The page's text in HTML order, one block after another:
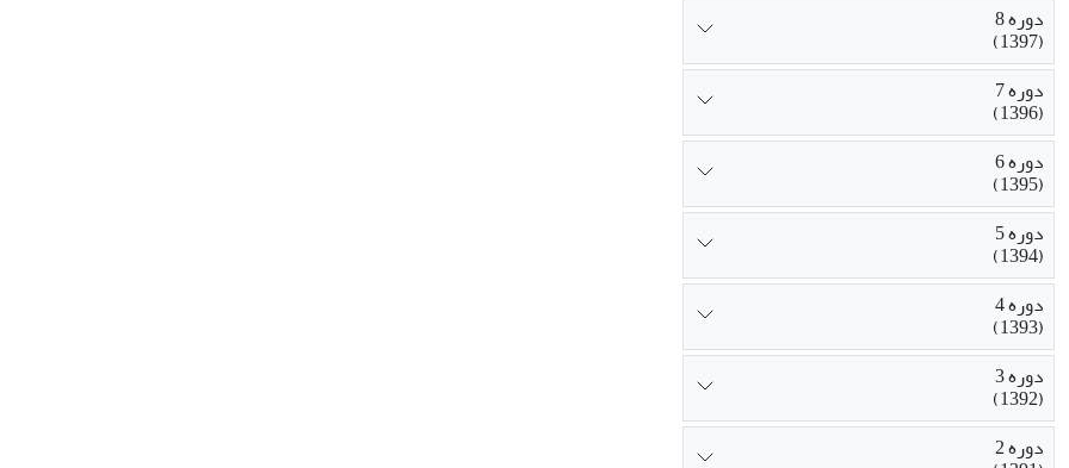
دوره 8
(1397)
دوره 7
(1396)
دوره 6
(1395)
دوره 5
(1394)
دوره 4
(1393)
دوره 3
(1392)
دوره 2